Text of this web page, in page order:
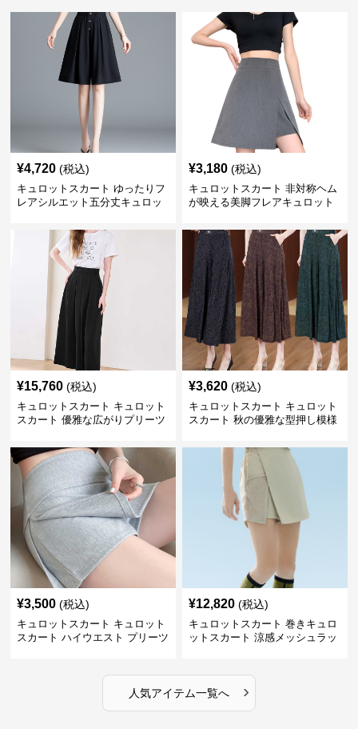
¥4,720 (税込)
キュロットスカート ゆったりフ
レアシルエット五分丈キュロッ
¥3,180 (税込)
キュロットスカート 非対称ヘム
が映える美脚フレアキュロット
¥15,760 (税込)
キュロットスカート キュロット
スカート 優雅な広がりプリーツ
¥3,620 (税込)
キュロットスカート キュロット
スカート 秋の優雅な型押し模様
¥3,500 (税込)
キュロットスカート キュロット
スカート ハイウエスト プリーツ
¥12,820 (税込)
キュロットスカート 巻きキュロ
ットスカート 涼感メッシュラッ
人気アイテム一覧へ ›